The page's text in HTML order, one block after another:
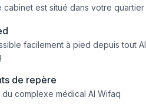
cabinet est situé dans votre quartier
facilement à pied depuis tout Al
de repère
du complexe médical Al Wifaq